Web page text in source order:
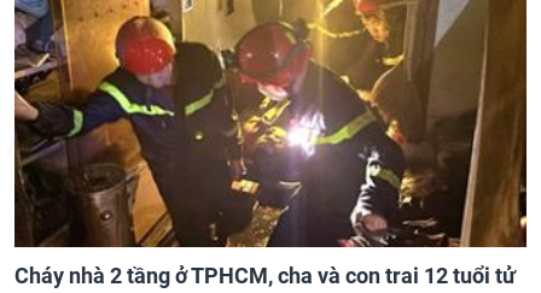
Cháy nhà 2 tầng ở TPHCM, cha và con trai 12 tuổi tử